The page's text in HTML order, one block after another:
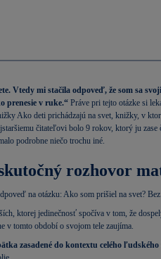
Vtedy mi stačila odpoveď, že som sa
prenesie v ruke.“ Práve pri tejto otázke si
Ako deti prichádzajú na svet, knižky, v
čitateľovi bolo 9 rokov, ktorý ju
podrobne niečo trochu iné.
rozhovor
na otázku: Ako som prišiel na svet?
ktorej jedinečnosť spočíva v tom, že
v tomto období o svojom tele zaujíma.
zasadené do kontextu celého ľudského